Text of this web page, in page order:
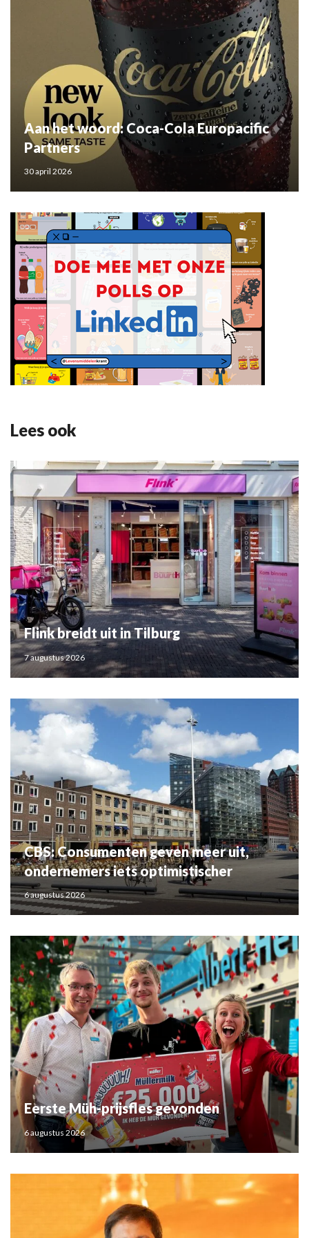
Aan het woord: Coca-Cola Europacific
Partners
30 april 2026
Lees ook
Flink breidt uit in Tilburg
7 augustus 2026
CBS: Consumenten geven meer uit,
ondernemers iets optimistischer
6 augustus 2026
Eerste Müh-prijsfles gevonden
6 augustus 2026